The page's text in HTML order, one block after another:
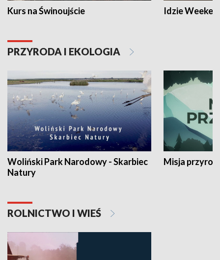
Kurs na Świnoujście Idzie
PRZYRODA I EKOLOGIA
Woliński Park Narodowy - Skarbiec
Natury
Misja
ROLNICTWO I WIEŚ